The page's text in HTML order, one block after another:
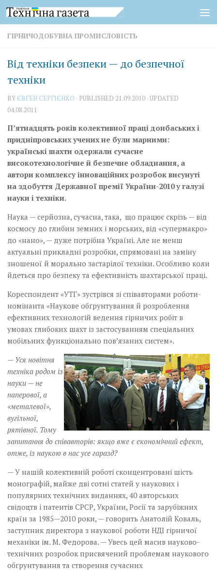
Skip to content
ГІРНИЧОДОБУВНА ПРОМИСЛОВІСТЬ
Від техніки безпеки — до безпечної
техніки
BY ЄВГЕН СЕРГІЄНКО · PUBLISHED 21.09.2010 · UPDATED
04.08.2011
П’ятнадцять років колективної праці донбаських і
придніпровських учених не були марними:
українські шахти одержали сучасне
високотехнологічне й безпечне обладнання, а
автори комплексу інноваційних розробок висунуті
на здобуття Державної премії України-2010 у галузі
науки і техніки.
Наука — серйозна, сучасна, така, що працює скрізь — від
космосу до глибин земних і морських, від «супермакро»
до «нано», — дуже потрібна Україні. Але не менш
актуальні прикладні розробки, спрямовані на заміну
зношеної й морально застарілої техніки. Особливо коли
йдеться про безпеку та ефективність шахтарської праці.
Кореспондент «УТГ» зустрівся зі співавторами роботи-
номінанта «Наукове обґрунтування й розроблення
ефективних технологій ведення гірничих робіт в
умовах глибоких шахт із застосуванням спеціальних
мобільних функціонально пов’язаних систем».
— Уся новітня
техніка родом із
науки — не
паперової, а
«металевої»,
вугільної,
рятівної. Тому
запитання до співавторів: якщо вже є економічний ефект,
отже, із наукою в нас усе гаразд?
— У нашій колективній ро­боті сконцентровані шість
моно­графій, майже дві сотні ста­тей у наукових і
популярних технічних виданнях, 40 авторських
свідоцтв і патентів СРСР, України, Росії та зарубіжних
країн за 1985—2010 роки, — говорить Анатолій Коваль,
заступ­ник директора з наукової роботи НДІ гірничої
механіки ім. ­М. Федорова. — Увесь цей масив­ науково-
технічних розробок присвячений проблемам наукового
обґрунтування та створення сучасних